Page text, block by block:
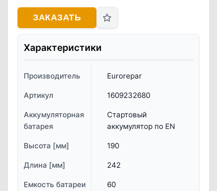
ЗАКАЗАТЬ
Характеристики
Производитель Eurorepar
Артикул 1609232680
Аккумуляторная
батарея
Стартовый
аккумулятор по EN
Высота [мм] 190
Длина [мм] 242
Емкость батареи
60